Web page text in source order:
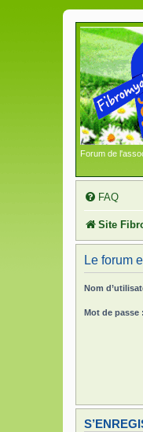
Forum de
FAQ
Site
Le forum
Nom
Mot de passe :